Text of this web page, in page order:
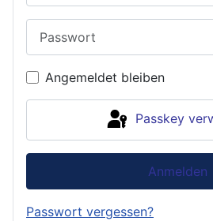
Angemeldet bleiben
Passkey
Anmelden
Passwort vergessen?